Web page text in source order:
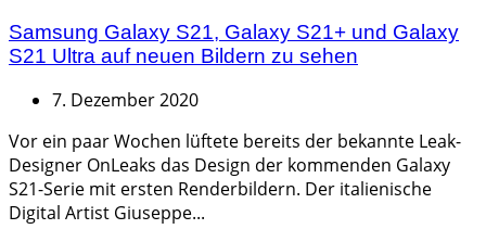
Samsung Galaxy S21, Galaxy S21+ und Galaxy
S21 Ultra auf neuen Bildern zu sehen
7. Dezember 2020
Vor ein paar Wochen lüftete bereits der bekannte Leak-
Designer OnLeaks das Design der kommenden Galaxy
S21-Serie mit ersten Renderbildern. Der italienische
Digital Artist Giuseppe...